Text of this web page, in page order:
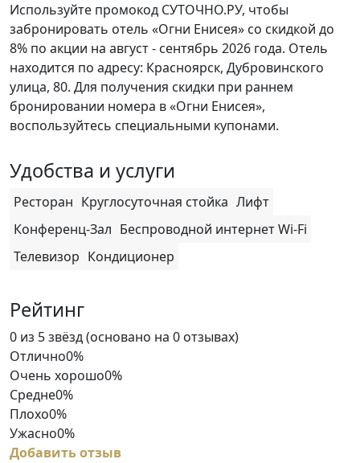
Используйте промокод СУТОЧНО.РУ, чтобы
забронировать отель «Огни Енисея» со скидкой до
8% по акции на август - сентябрь 2026 года. Отель
находится по адресу: Красноярск, Дубровинского
улица, 80. Для получения скидки при раннем
бронировании номера в «Огни Енисея»,
воспользуйтесь специальными купонами.
Удобства и услуги
Ресторан Круглосуточная стойка Лифт
Конференц-Зал Беспроводной интернет Wi-Fi
Телевизор Кондиционер
Рейтинг
Rated
0
out
of
5
0 из 5 звёзд (основано на 0 отзывах)
Отлично0%
Очень хорошо0%
Средне0%
Плохо0%
Ужасно0%
Добавить отзыв